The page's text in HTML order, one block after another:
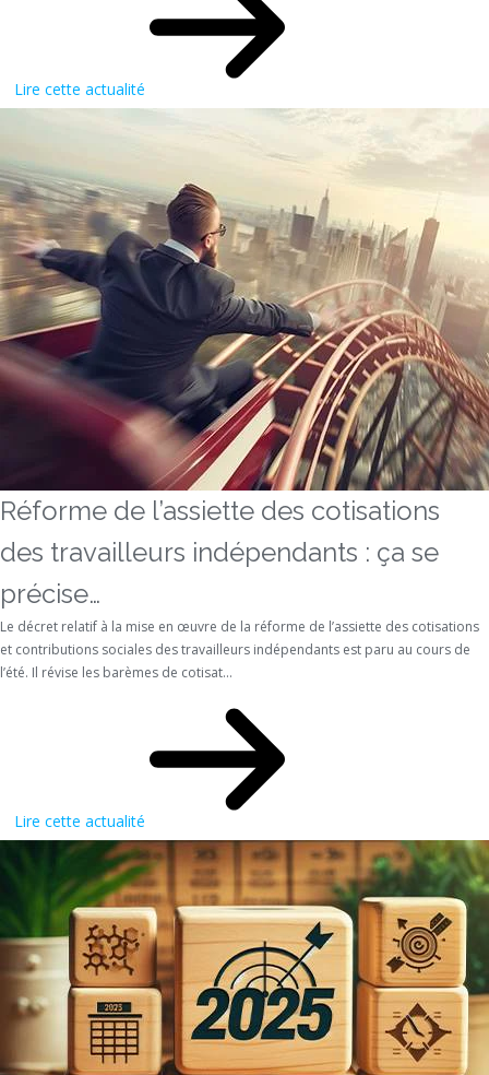
Lire cette actualité
Réforme de l’assiette des cotisations
des travailleurs indépendants : ça se
précise…
Le décret relatif à la mise en œuvre de la réforme de l’assiette des cotisations
et contributions sociales des travailleurs indépendants est paru au cours de
l’été. Il révise les barèmes de cotisat...
Lire cette actualité